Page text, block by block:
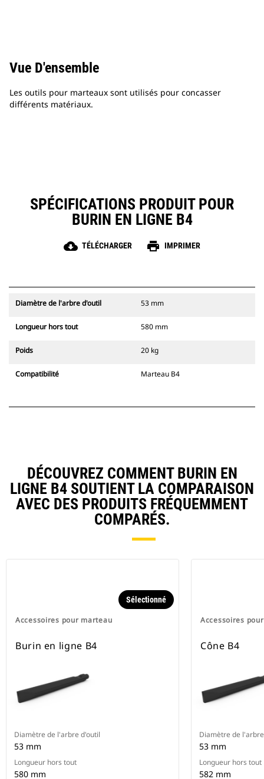
Vue D'ensemble
Les outils pour marteaux sont utilisés pour concasser
différents matériaux.
SPÉCIFICATIONS PRODUIT POUR
BURIN EN LIGNE B4
cloud_download TÉLÉCHARGER print IMPRIMER
Diamètre de l'arbre d'outil 53 mm
Longueur hors tout 580 mm
Poids 20 kg
Compatibilité Marteau B4
DÉCOUVREZ COMMENT BURIN EN
LIGNE B4 SOUTIENT LA COMPARAISON
AVEC DES PRODUITS FRÉQUEMMENT
COMPARÉS.
Accessoires pour marteau
Sélectionné
Burin en ligne B4
Diamètre de l'arbre d'outil
53 mm
Longueur hors tout
580 mm
Accessoires
Cône B4
Diamètre de
53 mm
Longueur hors tout
582 mm